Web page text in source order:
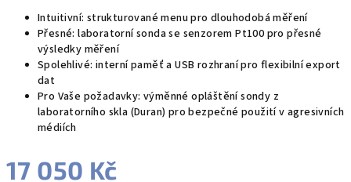
Intuitivní: strukturované menu pro dlouhodobá měření
Přesné: laboratorní sonda se senzorem Pt100 pro přesné
výsledky měření
Spolehlivé: interní paměť a USB rozhraní pro flexibilní export
dat
Pro Vaše požadavky: výměnné opláštění sondy z
laboratorního skla (Duran) pro bezpečné použití v agresivních
médiích
17 050 Kč